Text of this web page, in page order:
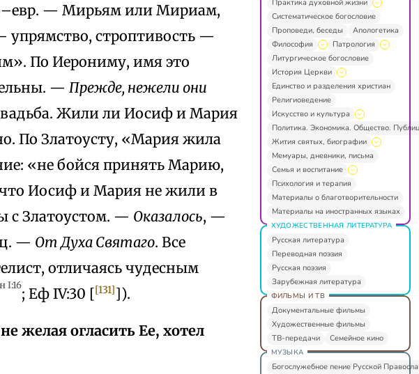
— Мирьям или Мириам,
упрямство, строптивость —
По Иерониму, имя это
— Прежде, нежели они
Жили ли Иосиф и Мария
По Златоусту, «Мария жила
«не бойся принять Марию,
Иосиф и Мария не жили в
с Златоустом. — Оказалось, —
— От Духа Святаго. Все
отличаясь чудесным
I:16; Еф IV:30 [[131]]).
желая огласить Ее, хотел
Практика духовной жизни
Систематическое богословие
Проповеди, беседы
Апологетика
Философия
Патрология
Литургическое богословие
История Церкви
Единство и разделения христиан
Религиоведение
Искусство и культура
Политика. Экономика. Общество.
Жития святых, биографии
Мемуары, дневники, письма
Семья и воспитание
Психология и терапия
Материалы о благотворительности
Материалы на иностранных языках
ХУДОЖЕСТВЕННАЯ ЛИТЕРАТУРА
Русская литература
Переводная поэзия
Русская поэзия
Зарубежная литература
ФИЛЬМЫ И ТВ
Документальные фильмы
Художественные фильмы
ТВ-передачи
Семейное кино
МУЗЫКА
Богослужебное пение Русской